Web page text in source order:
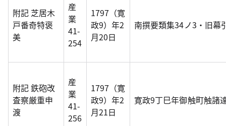
附記 芝居木
戸番奇特褒
美
産
業
41-
254
1797（寛
政9）年2
月20日
南撰要類集34ノ3・旧幕
附記 鉄砲改
査察厳重申
渡
産
業
41-
256
1797（寛
政9）年2
月21日
寛政9丁巳年御触町触諸